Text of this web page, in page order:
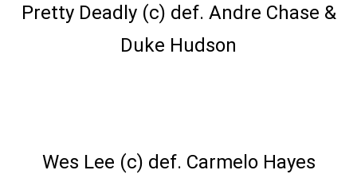
Pretty Deadly (c) def. Andre Chase &
Duke Hudson
Wes Lee (c) def. Carmelo Hayes